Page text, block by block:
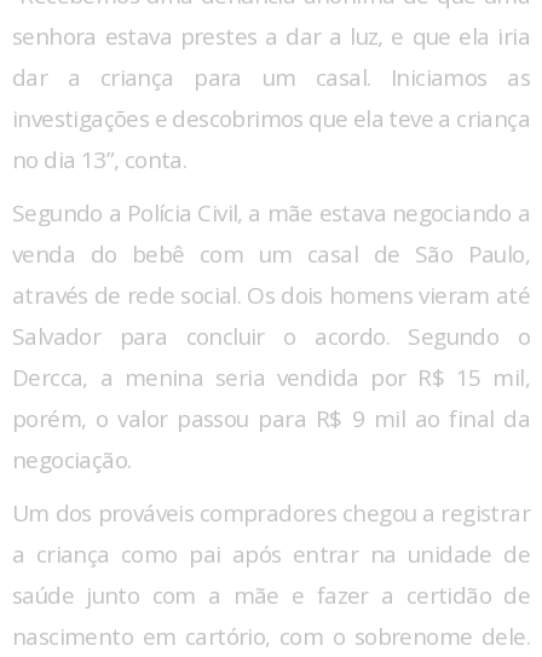
senhora estava prestes a dar a luz, e que ela iria
dar a criança para um casal. Iniciamos as
investigações e descobrimos que ela teve a criança
no dia 13”, conta.
Segundo a Polícia Civil, a mãe estava negociando a
venda do bebê com um casal de São Paulo,
através de rede social. Os dois homens vieram até
Salvador para concluir o acordo. Segundo o
Dercca, a menina seria vendida por R$ 15 mil,
porém, o valor passou para R$ 9 mil ao final da
negociação.
Um dos prováveis compradores chegou a registrar
a criança como pai após entrar na unidade de
saúde junto com a mãe e fazer a certidão de
nascimento em cartório, com o sobrenome dele.